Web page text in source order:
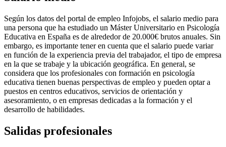
Según los datos del portal de empleo Infojobs, el salario medio para
una persona que ha estudiado un Máster Universitario en Psicología
Educativa en España es de alrededor de 20.000€ brutos anuales. Sin
embargo, es importante tener en cuenta que el salario puede variar
en función de la experiencia previa del trabajador, el tipo de empresa
en la que se trabaje y la ubicación geográfica. En general, se
considera que los profesionales con formación en psicología
educativa tienen buenas perspectivas de empleo y pueden optar a
puestos en centros educativos, servicios de orientación y
asesoramiento, o en empresas dedicadas a la formación y el
desarrollo de habilidades.
Salidas profesionales